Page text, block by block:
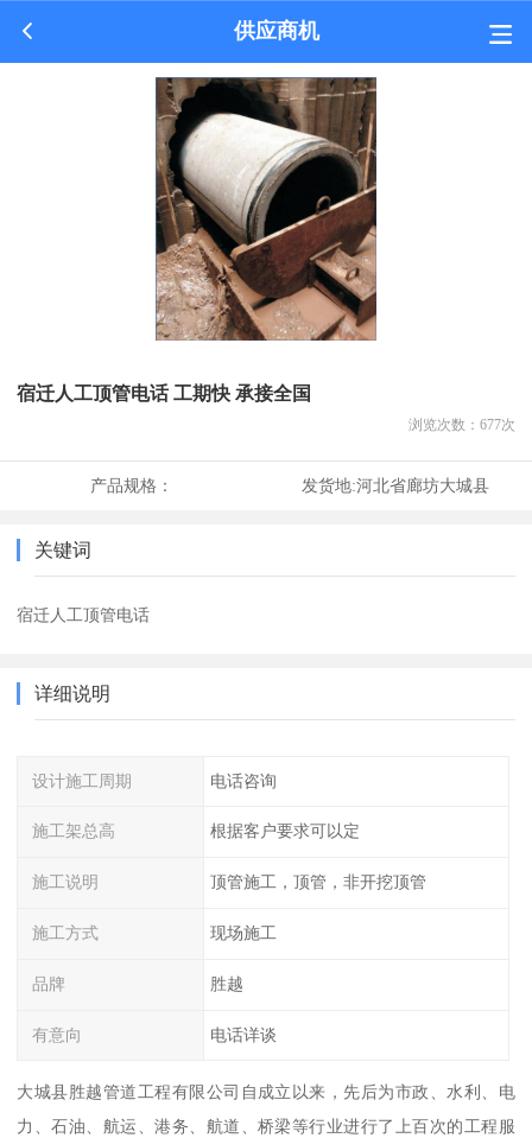
供应商机
宿迁人工顶管电话 工期快 承接全国
浏览次数： 677次
产品规格： 发货地:河北省廊坊大城县
关键词
宿迁人工顶管电话
详细说明
设计施工周期 电话咨询
施工架总高 根据客户要求可以定
施工说明 顶管施工，顶管，非开挖顶管
施工方式 现场施工
品牌 胜越
有意向 电话详谈
大城县胜越管道工程有限公司自成立以来，先后为市政、水利、电
力、石油、航运、港务、航道、桥梁等行业进行了上百次的工程服